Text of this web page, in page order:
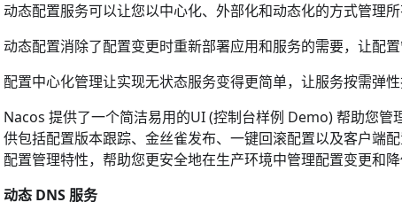
动态配置服务可以让您以中心化、外部化和动态化的方式管理
动态配置消除了配置变更时重新部署应用和服务的需要，让配置
配置中心化管理让实现无状态服务变得更简单，让服务按需弹性
Nacos 提供了一个简洁易用的UI (控制台样例 Demo) 帮助您管
供包括配置版本跟踪、金丝雀发布、一键回滚配置以及客户端
配置管理特性，帮助您更安全地在生产环境中管理配置变更和降
动态 DNS 服务